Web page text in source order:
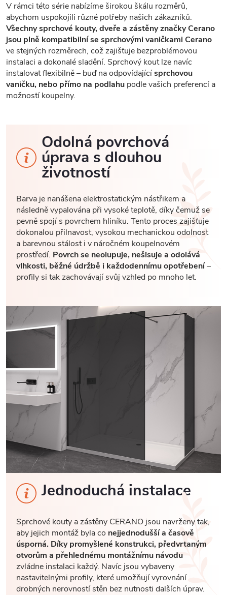
V rámci této série nabízíme širokou škálu rozměrů,
abychom uspokojili různé potřeby našich zákazníků.
Všechny sprchové kouty, dveře a zástěny značky Cerano
jsou plně kompatibilní se sprchovými vaničkami Cerano
ve stejných rozměrech, což zajišťuje bezproblémovou
instalaci a dokonalé sladění. Sprchový kout lze navíc
instalovat flexibilně – buď na odpovídajícísprchovou
vaničku, nebo přímo na podlahu podle vašich preferencí a
možností koupelny.
Odolná povrchová
úprava s dlouhou
životností
Barva je nanášena elektrostatickým nástřikem a
následně vypalována při vysoké teplotě, díky čemuž se
pevně spojí s povrchem hliníku. Tento proces zajišťuje
dokonalou přilnavost, vysokou mechanickou odolnost
a barevnou stálost i v náročném koupelnovém
prostředí. Povrch se neolupuje, nešisuje a odolává
vlhkosti, běžné údržbě i každodennímu opotřebení–
profily si tak zachovávají svůj vzhled po mnoho let.
Jednoduchá instalace
Sprchové kouty a zástěny CERANO jsou navrženy tak,
aby jejich montáž byla co nejjednodušší a časově
úsporná. Díky promyšlené konstrukci, předvrtaným
otvorům a přehlednému montážnímu návodu
zvládne instalaci každý. Navíc jsou vybaveny
nastavitelnými profily, které umožňují vyrovnání
drobných nerovností stěn bez nutnosti dalších úprav.